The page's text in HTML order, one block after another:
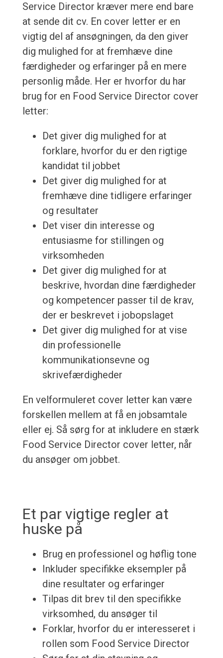
Service Director kræver mere end bare
at sende dit cv. En cover letter er en
vigtig del af ansøgningen, da den giver
dig mulighed for at fremhæve dine
færdigheder og erfaringer på en mere
personlig måde. Her er hvorfor du har
brug for en Food Service Director cover
letter:
Det giver dig mulighed for at
forklare, hvorfor du er den rigtige
kandidat til jobbet
Det giver dig mulighed for at
fremhæve dine tidligere erfaringer
og resultater
Det viser din interesse og
entusiasme for stillingen og
virksomheden
Det giver dig mulighed for at
beskrive, hvordan dine færdigheder
og kompetencer passer til de krav,
der er beskrevet i jobopslaget
Det giver dig mulighed for at vise
din professionelle
kommunikationsevne og
skrivefærdigheder
En velformuleret cover letter kan være
forskellen mellem at få en jobsamtale
eller ej. Så sørg for at inkludere en stærk
Food Service Director cover letter, når
du ansøger om jobbet.
Et par vigtige regler at
huske på
Brug en professionel og høflig tone
Inkluder specifikke eksempler på
dine resultater og erfaringer
Tilpas dit brev til den specifikke
virksomhed, du ansøger til
Forklar, hvorfor du er interesseret i
rollen som Food Service Director